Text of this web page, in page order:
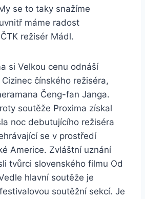
se to taky snažíme
máme radost
režisér Mádl.
si Velkou cenu odnáší
čínského režiséra,
Čeng-fan Janga.
soutěže Proxima získal
noc debutujícího režiséra
se v prostředí
Americe. Zvláštní uznání
tvůrci slovenského filmu Od
hlavní soutěže je
soutěžní sekcí. Je